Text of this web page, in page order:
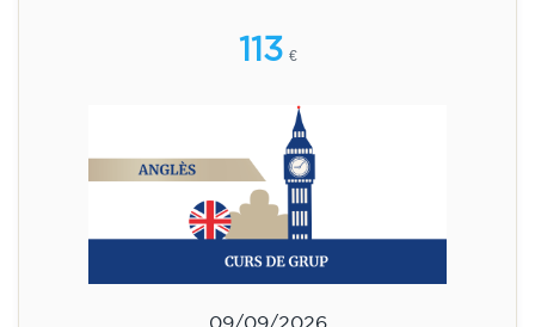
🏷️ Prix par mensualité : 113 €
✔️ Jusqu'au 31 juillet 2026 : inscription gratuite
(+ matériel 51 €, paiement unique)
✔️ À partir du 1ᵉʳ août 2026 : inscription +
matériel inclus 95 € (paiement unique)
Places limitées !